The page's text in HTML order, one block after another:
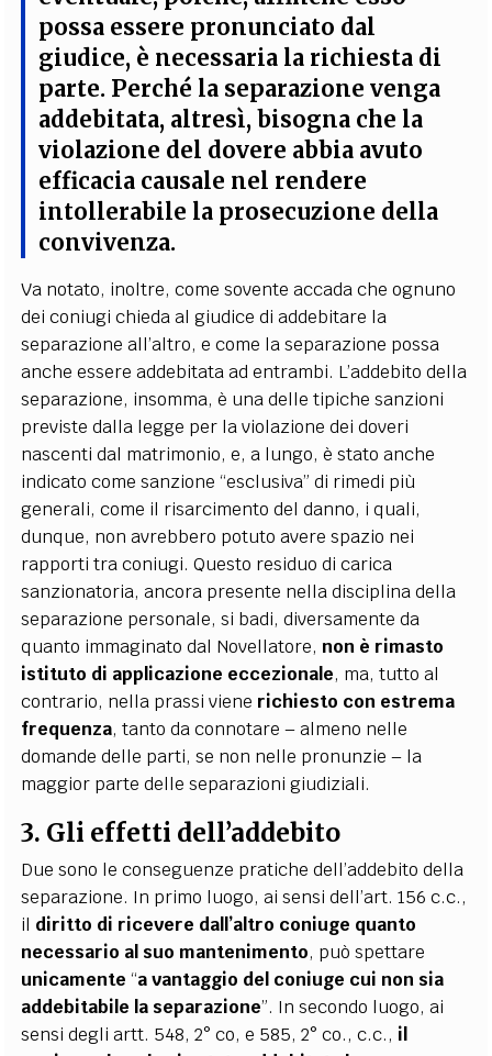
possa essere pronunciato dal
giudice, è necessaria la richiesta di
parte. Perché la separazione venga
addebitata, altresì, bisogna che la
violazione del dovere abbia avuto
efficacia causale nel rendere
intollerabile la prosecuzione della
convivenza.
Va notato, inoltre, come sovente accada che ognuno
dei coniugi chieda al giudice di addebitare la
separazione all’altro, e come la separazione possa
anche essere addebitata ad entrambi. L’addebito della
separazione, insomma, è una delle tipiche sanzioni
previste dalla legge per la violazione dei doveri
nascenti dal matrimonio, e, a lungo, è stato anche
indicato come sanzione “esclusiva” di rimedi più
generali, come il risarcimento del danno, i quali,
dunque, non avrebbero potuto avere spazio nei
rapporti tra coniugi. Questo residuo di carica
sanzionatoria, ancora presente nella disciplina della
separazione personale, si badi, diversamente da
quanto immaginato dal Novellatore, non è rimasto
istituto di applicazione eccezionale, ma, tutto al
contrario, nella prassi viene richiesto con estrema
frequenza, tanto da connotare – almeno nelle
domande delle parti, se non nelle pronunzie – la
maggior parte delle separazioni giudiziali.
3. Gli effetti dell’addebito
Due sono le conseguenze pratiche dell’addebito della
separazione. In primo luogo, ai sensi dell’art. 156 c.c.,
il diritto di ricevere dall’altro coniuge quanto
necessario al suo mantenimento, può spettare
unicamente “a vantaggio del coniuge cui non sia
addebitabile la separazione”. In secondo luogo, ai
sensi degli artt. 548, 2° co, e 585, 2° co., c.c., il